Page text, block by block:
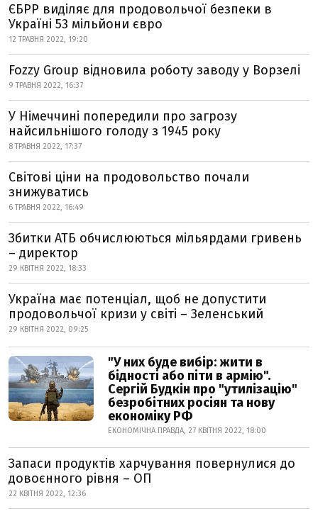
ЄБРР виділяє для продовольчої безпеки в
Україні 53 мільйони євро
12 ТРАВНЯ 2022, 19:20
Fozzy Group відновила роботу заводу у Ворзелі
9 ТРАВНЯ 2022, 16:37
У Німеччині попередили про загрозу
найсильнішого голоду з 1945 року
8 ТРАВНЯ 2022, 17:37
Світові ціни на продовольство почали
знижуватись
6 ТРАВНЯ 2022, 16:49
Збитки АТБ обчислюються мільярдами гривень
– директор
29 КВІТНЯ 2022, 18:33
Україна має потенціал, щоб не допустити
продовольчої кризи у світі – Зеленський
29 КВІТНЯ 2022, 09:25
"У них буде вибір: жити в
бідності або піти в армію".
Сергій Будкін про "утилізацію"
безробітних росіян та нову
економіку РФ
ЕКОНОМІЧНА ПРАВДА, 27 КВІТНЯ 2022, 18:00
Запаси продуктів харчування повернулися до
довоєнного рівня – ОП
22 КВІТНЯ 2022, 12:36